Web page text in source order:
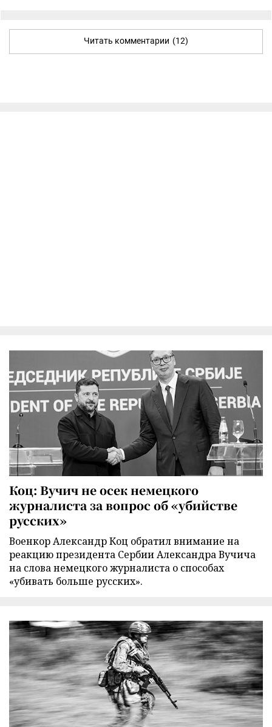
Читать комментарии (12)
Коц: Вучич не осек немецкого
журналиста за вопрос об «убийстве
русских»
Военкор Александр Коц обратил внимание на
реакцию президента Сербии Александра Вучича
на слова немецкого журналиста о способах
«убивать больше русских».